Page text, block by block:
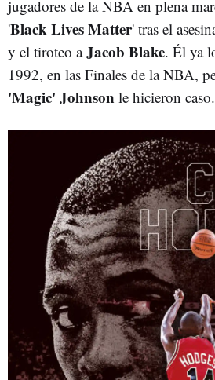
jugadores de la NBA en plena
'Black Lives Matter' tras el
y el tiroteo aJacob Blake. Él ya
1992, en las Finales de la NBA,
'Magic' Johnson le hicieron caso.